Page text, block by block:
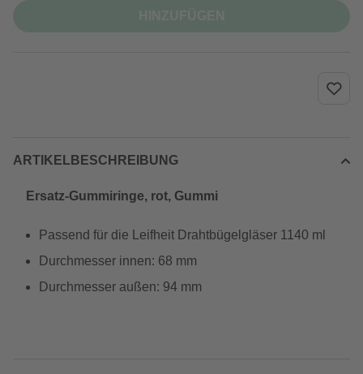
ARTIKELBESCHREIBUNG
Ersatz-Gummiringe, rot, Gummi
Passend für die Leifheit Drahtbügelgläser 1140 ml
Durchmesser innen: 68 mm
Durchmesser außen: 94 mm